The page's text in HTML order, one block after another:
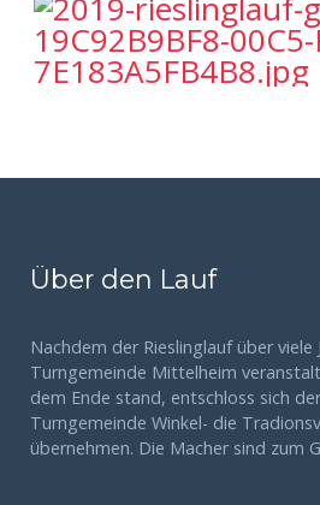
Über den Lauf
Nachdem der Rieslinglauf über viele
Turngemeinde Mittelheim
dem Ende stand, entschloss sich
Turngemeinde Winkel- die
übernehmen. Die Macher sind zum